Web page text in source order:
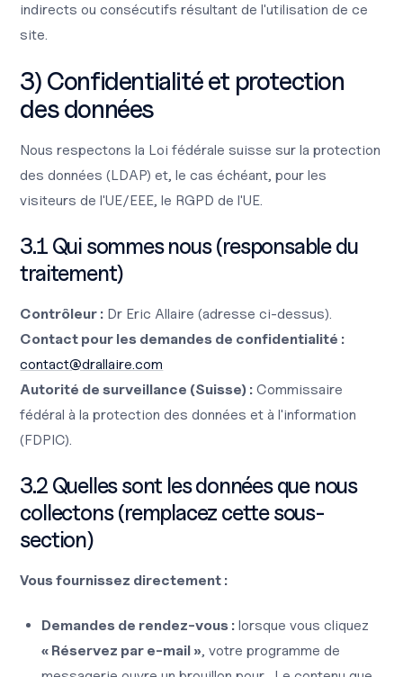
indirects ou consécutifs résultant de l'utilisation de ce
site.
3) Confidentialité et protection
des données
Nous respectons la Loi fédérale suisse sur la protection
des données (LDAP) et, le cas échéant, pour les
visiteurs de l'UE/EEE, le RGPD de l'UE.
3.1 Qui sommes nous (responsable du
traitement)
Contrôleur : Dr Eric Allaire (adresse ci-dessus).
Contact pour les demandes de confidentialité :
contact@drallaire.com
Autorité de surveillance (Suisse) : Commissaire
fédéral à la protection des données et à l'information
(FDPIC).
3.2 Quelles sont les données que nous
collectons (remplacez cette sous-
section)
Vous fournissez directement :
Demandes de rendez-vous : lorsque vous cliquez
« Réservez par e-mail », votre programme de